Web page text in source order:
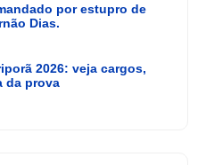
por estupro de
Dias.
2026: veja cargos,
da prova